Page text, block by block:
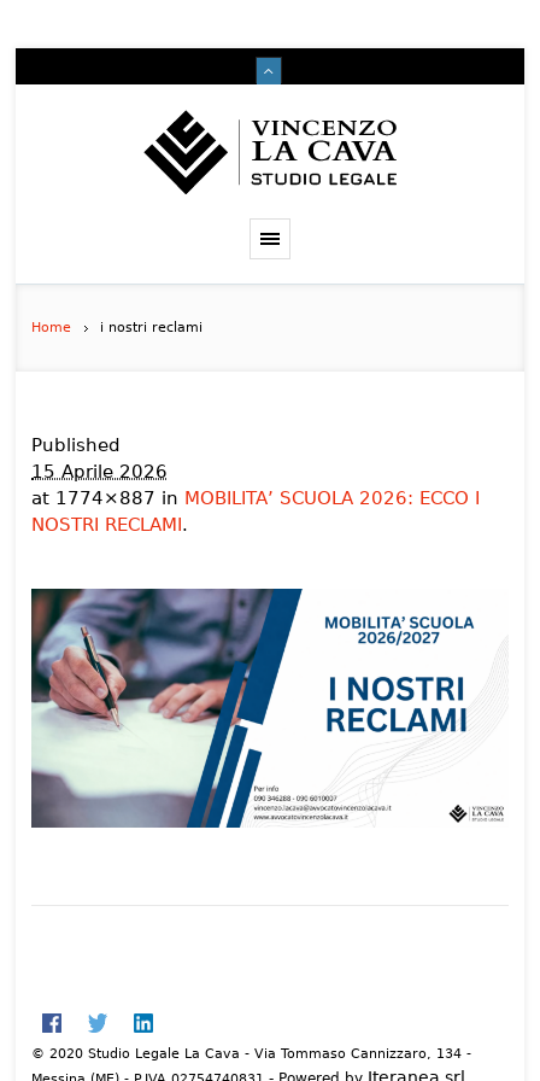
Home i nostri reclami
Published
15 Aprile 2026
at 1774×887 in MOBILITA’ SCUOLA 2026: ECCO I
NOSTRI RECLAMI.
© 2020 Studio Legale La Cava - Via Tommaso Cannizzaro, 134 -